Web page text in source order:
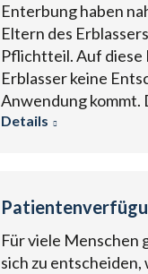
Enterbung haben
Eltern des
Pflichtteil. Auf diese
Erblasser keine
Anwendung kommt.
Details
Für viele Menschen
sich zu